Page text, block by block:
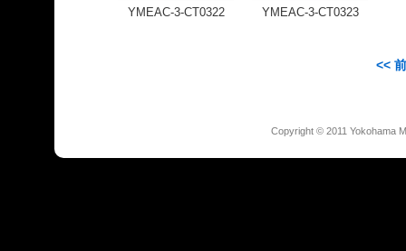
YMEAC-3-CT0322 YMEAC-3-CT0323
<<
Copyright © 2011 Yokohama